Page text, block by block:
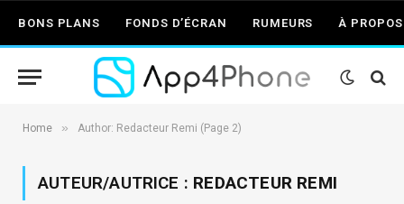
BONS PLANS FONDS D’ÉCRAN RUMEURS À PROPOS
Home » Author: Redacteur Remi (Page 2)
AUTEUR/AUTRICE : REDACTEUR REMI